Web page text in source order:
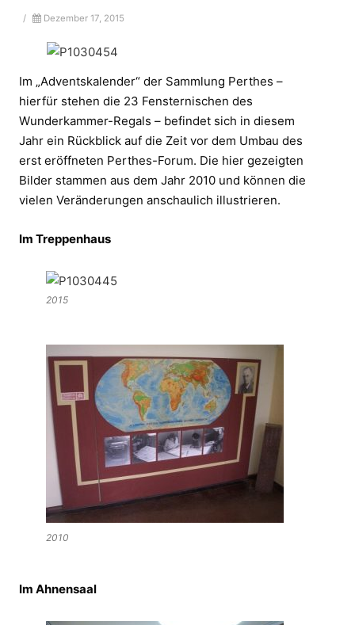
/ Dezember 17, 2015
Im „Adventskalender“ der Sammlung Perthes –
hierfür stehen die 23 Fensternischen des
Wunderkammer-Regals – befindet sich in diesem
Jahr ein Rückblick auf die Zeit vor dem Umbau des
erst eröffneten Perthes-Forum. Die hier gezeigten
Bilder stammen aus dem Jahr 2010 und können die
vielen Veränderungen anschaulich illustrieren.
Im Treppenhaus
2015
2010
Im Ahnensaal